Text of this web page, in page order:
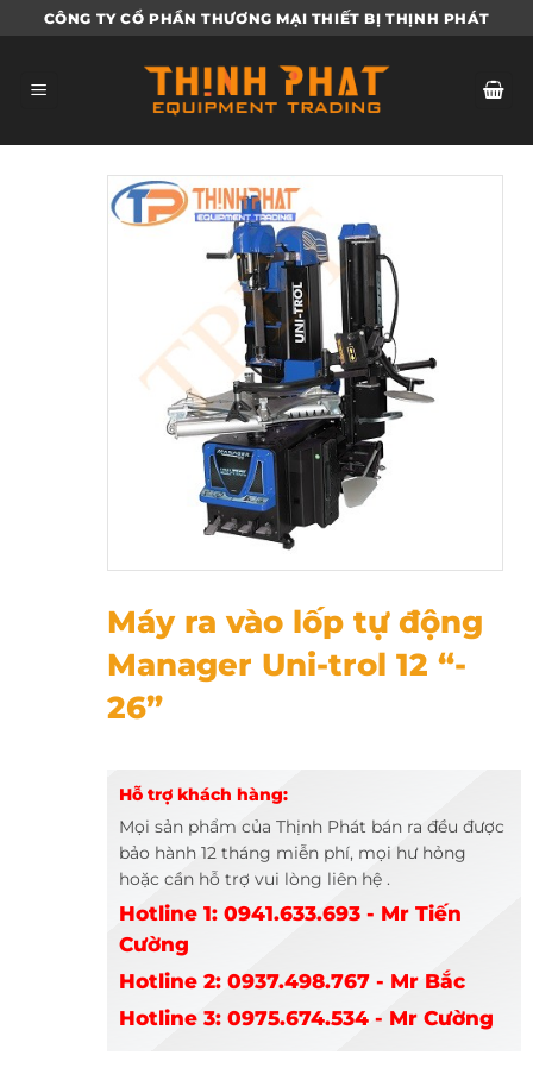
qua
dung
CÔNG TY CỔ PHẦN THƯƠNG MẠI THIẾT BỊ THỊNH PHÁT
Máy ra vào lốp tự động
Manager Uni-trol 12 “-
26”
Hỗ trợ khách hàng:
Mọi sản phẩm của Thịnh Phát bán ra đều được
bảo hành 12 tháng miễn phí, mọi hư hỏng
hoặc cần hỗ trợ vui lòng liên hệ .
Hotline 1: 0941.633.693 - Mr Tiến
Cường
Hotline 2: 0937.498.767 - Mr Bắc
Hotline 3: 0975.674.534 - Mr Cường